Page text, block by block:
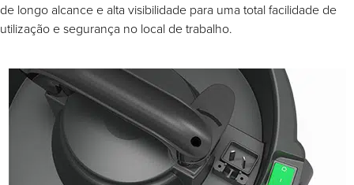
de longo alcance e alta visibilidade para uma total facilidade de
utilização e segurança no local de trabalho.